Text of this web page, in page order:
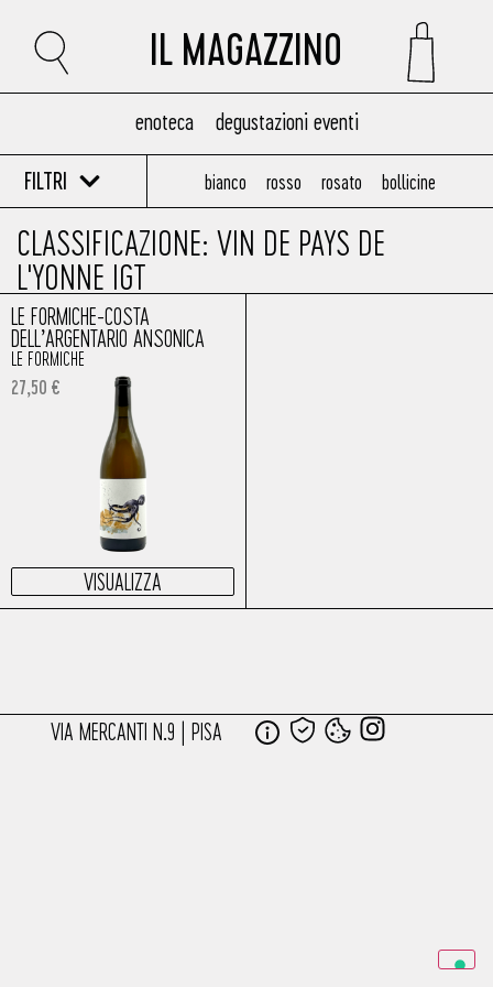
IL MAGAZZINO
enoteca degustazioni eventi
FILTRI bianco rosso rosato bollicine
CLASSIFICAZIONE: VIN DE PAYS DE
L'YONNE IGT
LE FORMICHE-COSTA
DELL’ARGENTARIO ANSONICA
LE FORMICHE
27,50 €
VISUALIZZA
VIA MERCANTI N.9 | PISA